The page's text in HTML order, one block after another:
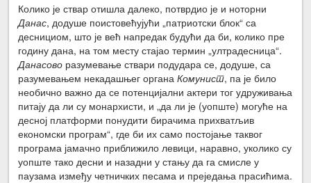
Колико је ствар отишла далеко, потврдио је и ноторни
Данас, додуше поистовећујући „патриотски блок“ са
деснициом, што је већ напредак будући да би, колико пре
годину дана, на том месту стајао термин „ултрадесница“.
Данасово разумевање ствари подудара се, додуше, са
разумевањем некадашњег органаКомунист, па је било
необично важно да се потенцијални актери тог удруживања
питају да ли су монархисти, и „да ли је (уопште) могуће на
десној платформи понудити бирачима прихватљив
економски програм“, где би их само постојање таквог
програма јамачно приближило левици, наравно, уколико су
уопште тако десни и назадни у стању да га смисле у
паузама између четничких песама и преједања прасићима.